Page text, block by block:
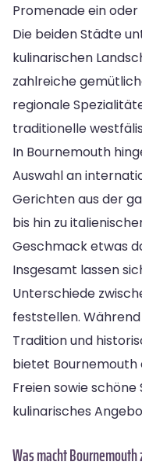
Promenade ein
Die beiden Städte
kulinarischen
zahlreiche
regionale
traditionelle
In Bournemouth
Auswahl an
Gerichten aus der
bis hin zu
Geschmack etwas
Insgesamt lassen
Unterschiede
feststellen.
Tradition und
bietet Bournemouth
Freien sowie
kulinarisches
Was macht